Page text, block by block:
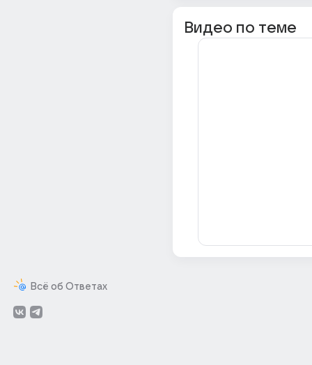
Всё об Ответах
Видео по теме